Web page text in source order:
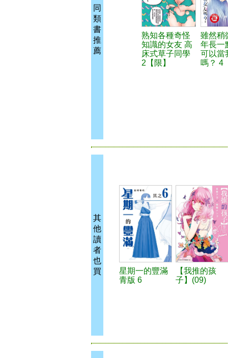
同
類
書
推
薦
熟知各種奇怪
知識的女友 高
床式草子同學
2【限】
雖然稍
年長一
可以當
嗎？ 4
其
他
讀
者
也
買
星期一的豐滿
青版 6
【我推的孩
子】(09)